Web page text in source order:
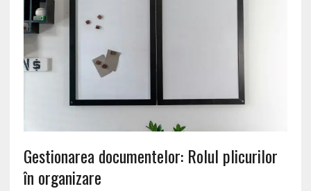
Gestionarea documentelor: Rolul plicurilor
în organizare